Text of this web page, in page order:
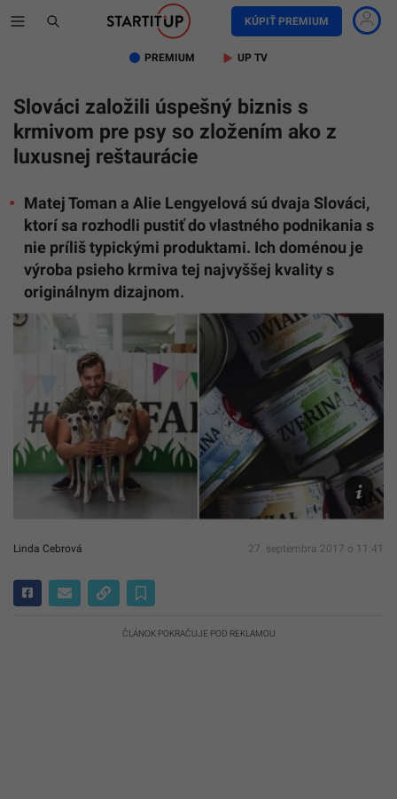
KÚPIŤ PREMIUM
PREMIUM UP TV
Slováci založili úspešný biznis s
krmivom pre psy so zložením ako z
luxusnej reštaurácie
Matej Toman a Alie Lengyelová sú dvaja Slováci,
ktorí sa rozhodli pustiť do vlastného podnikania s
nie príliš typickými produktami. Ich doménou je
výroba psieho krmiva tej najvyššej kvality s
originálnym dizajnom.
Linda Cebrová 27. septembra 2017 o 11:41
ČLÁNOK POKRAČUJE POD REKLAMOU